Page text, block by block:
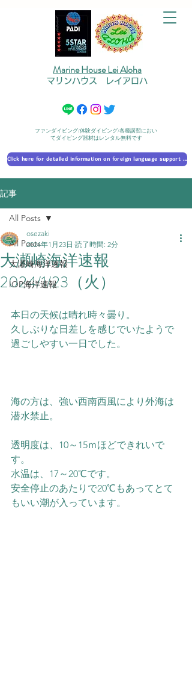
Marine House Lei Aloha
マリンハウス レイアロハ
ファンダイビング/体験ダイビング/各種講習におい
てダイビング器材はレンタル無料です
Click here for detailed information on foreign language support 外国語対応の詳細に​ついて
記事
All Posts
大瀬崎海洋速報
IOP海洋速報
All Posts
大瀬崎海洋速報
2024/1/23（火）
osezaki
2024年1月23日 読了時間: 2分
本日の天候は晴れ時々曇り。
久しぶりな日差しを感じでいたようで
過ごしやすい一日でした。
海の方は、強い西南西風により外海は
潜水禁止。
透明度は、10～15ｍほどできれいで
す。
水温は、17～20℃です。
安全停止のあたりで20℃もあってとて
もいい潮が入っています。